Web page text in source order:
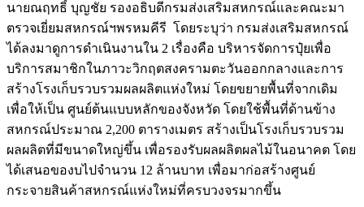
นายณฤทธิ์ บุญชัย รองอธิบดีกรมส่งเสริมสหกรณ์และคณะมา
ตรวจเยี่ยมสหกรณ์ฯพรหมคีรี โดยระบุว่า กรมส่งเสริมสหกรณ์
ได้ลงมาดูการดำเนินงานใน 2 เรื่องคือ บริหารจัดการปุ๋ยเพื่อ
บริการสมาชิกในภาวะวิกฤตสงครามตะวันออกกลางและการ
สร้างโรงเก็บรวบรวมผลผลิตแห่งใหม่ โดยขยายพื้นที่จากเดิม
เพื่อให้เป็น ศูนย์ต้นแบบหลักของจังหวัด โดยใช้พื้นที่ด้านข้าง
สหกรณ์ประมาณ 2,200 ตารางเมตร สร้างเป็นโรงเก็บรวบรวม
ผลผลิตที่มีขนาดใหญ่ขึ้น เพื่อรองรับผลผลิตผลไม้ในอนาคต โดย
ได้เสนอของบไปจำนวน 12 ล้านบาท เพื่อมาก่อสร้างศูนย์
กระจายสินค้าสหกรณ์แห่งใหม่ที่ครบวงจรมากขึ้น